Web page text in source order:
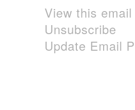
View this
Unsubscribe
Update Email